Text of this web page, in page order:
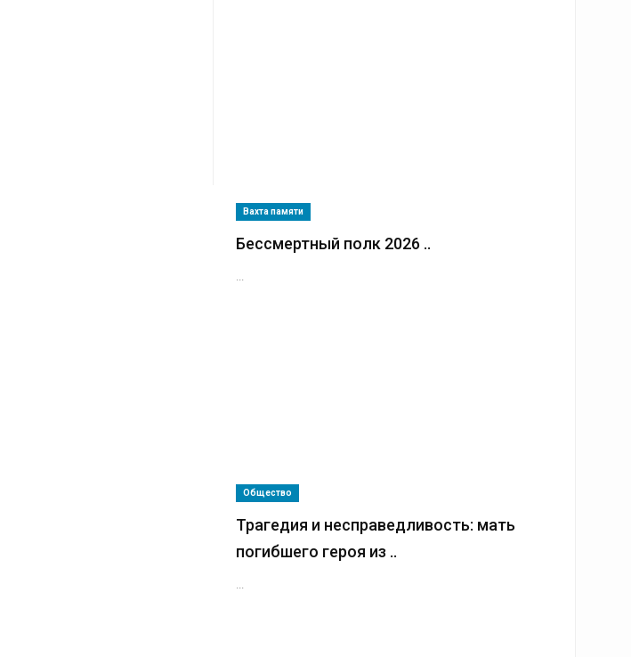
Вахта памяти
Бессмертный полк 2026 ..
...
Общество
Трагедия и несправедливость: мать
погибшего героя из ..
...